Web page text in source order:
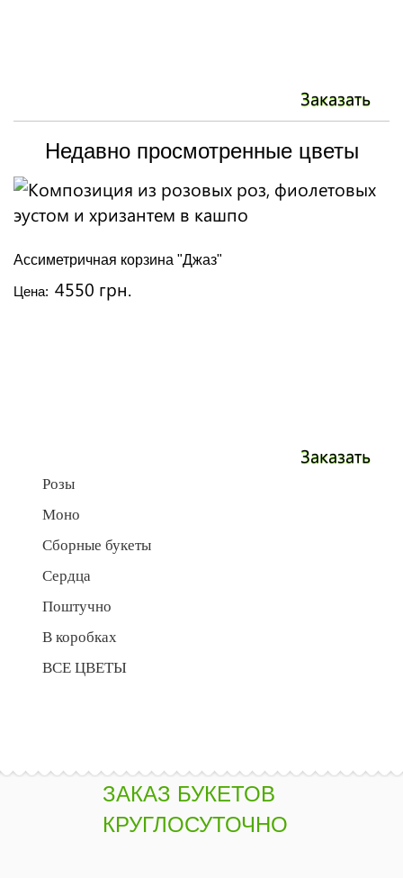
Заказать
Недавно просмотренные цветы
Ассиметричная корзина "Джаз"
Цена: 4550 грн.
Заказать
Розы
Моно
Сборные букеты
Сердца
Поштучно
В коробках
ВСЕ ЦВЕТЫ
ЗАКАЗ БУКЕТОВ
КРУГЛОСУТОЧНО